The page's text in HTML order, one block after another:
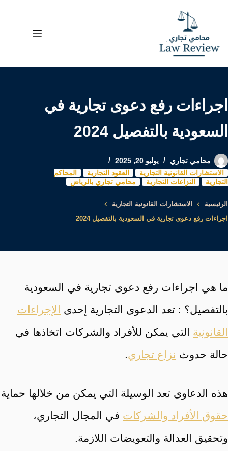
المحتوى
اجراءات رفع دعوى تجارية في
السعودية بالتفصيل 2024
محامي تجاري
يوليو 20, 2025
الاستشارات القانونية التجارية
العقود التجارية
المحاكم
التجارية
النزاعات التجارية محامي تجاري بالرياض
الرئيسية
الاستشارات القانونية التجارية
اجراءات رفع دعوى تجارية في السعودية بالتفصيل 2024
ما هي اجراءات رفع دعوى تجارية في السعودية
بالتفصيل؟ : تعد الدعوى التجارية إحدى
الإجراءات
القانونية التي يمكن للأفراد والشركات اتخاذها في
حالة حدوث نزاع تجاري.
هذه الدعاوى تعد الوسيلة التي يمكن من خلالها حماية
حقوق الأفراد والشركات في المجال التجاري،
وتحقيق العدالة والتعويضات اللازمة.